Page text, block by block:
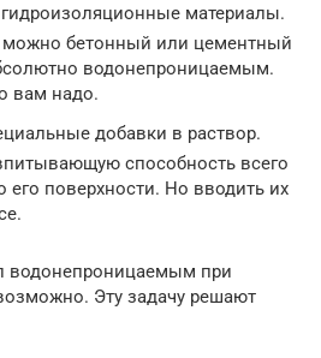
материалы.
бетонный или цементный
водонепроницаемым.
вам надо.
добавки в раствор.
способность всего
его поверхности. Но вводить их
водонепроницаемым при
Эту задачу решают